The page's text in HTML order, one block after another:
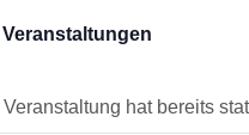
Veranstaltungen
hat bereits